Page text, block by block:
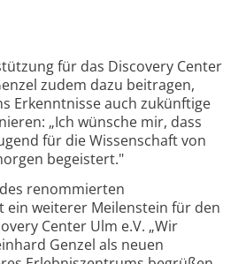
für das Discovery Center
zudem dazu beitragen,
Erkenntnisse auch zukünftige
„Ich wünsche mir, dass
für die Wissenschaft von
begeistert."
renommierten
ein weiterer Meilenstein für den
Center Ulm e.V. „Wir
Genzel als neuen